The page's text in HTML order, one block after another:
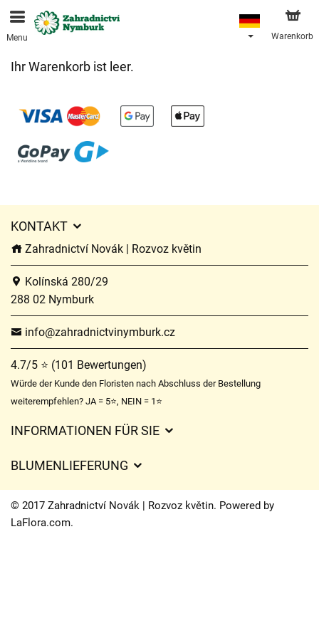
Bestellungen über unseren Onlineshop nehmen wir gerne
entgegen. Der frühestmögliche Liefertermin ist ab dem
11.08.2026 aufgrund von Betriebsurlaub.
Menu Warenkorb
Ihr Warenkorb ist leer.
KONTAKT
Zahradnictví Novák | Rozvoz květin
Kolínská 280/29
288 02 Nymburk
info@zahradnictvinymburk.cz
4.7/5 ⭐ (101 Bewertungen)
Würde der Kunde den Floristen nach Abschluss der Bestellung
weiterempfehlen? JA = 5⭐, NEIN = 1⭐
INFORMATIONEN FÜR SIE
Lieferzeiten für Blumen – Übersicht der Möglichkeiten
BLUMENLIEFERUNG
Liefergebühren
Wohin wir Blumen liefern
© 2017 Zahradnictví Novák | Rozvoz květin. Powered by
LaFlora.com.